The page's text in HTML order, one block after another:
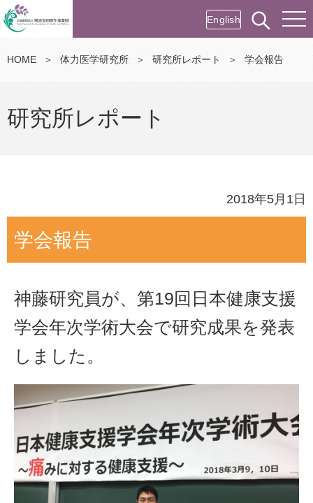
English
HOME ＞ 体力医学研究所 ＞ 研究所レポート ＞ 学会報告
研究所レポート
2018年5月1日
学会報告
神藤研究員が、第19回日本健康支援
学会年次学術大会で研究成果を発表
しました。